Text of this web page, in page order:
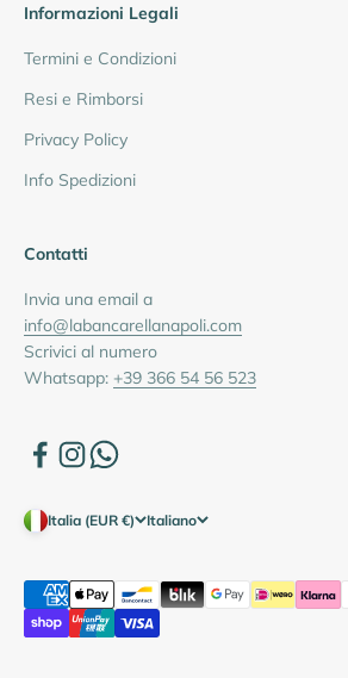
Informazioni Legali
Termini e Condizioni
Resi e Rimborsi
Privacy Policy
Info Spedizioni
Contatti
Invia una email a
info@labancarellanapoli.com
Scrivici al numero
Whatsapp: +39 366 54 56 523
Italia (EUR €) Italiano